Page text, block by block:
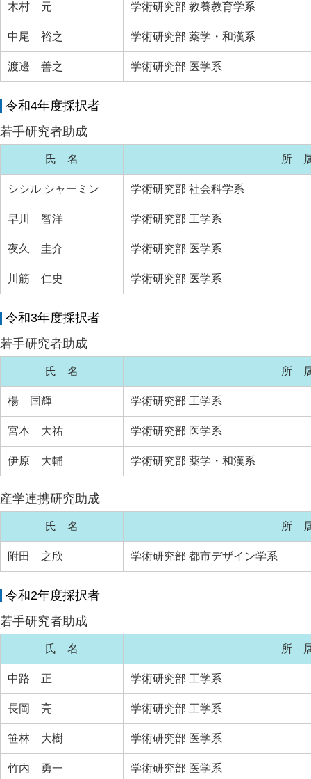
木村 元 学術研究部 教養教育学系
中尾 裕之 学術研究部 薬学・和漢系
渡邊 善之 学術研究部 医学系
令和4年度採択者
若手研究者助成
氏 名 所
シシル シャーミン 学術研究部 社会科学系
早川 智洋 学術研究部 工学系
夜久 圭介 学術研究部 医学系
川筋 仁史 学術研究部 医学系
令和3年度採択者
若手研究者助成
氏 名 所
楊 国輝 学術研究部 工学系
宮本 大祐 学術研究部 医学系
伊原 大輔 学術研究部 薬学・和漢系
産学連携研究助成
氏 名 所
附田 之欣 学術研究部 都市デザイン学系
令和2年度採択者
若手研究者助成
氏 名 所
中路 正 学術研究部 工学系
長岡 亮 学術研究部 工学系
笹林 大樹 学術研究部 医学系
竹内 勇一 学術研究部 医学系